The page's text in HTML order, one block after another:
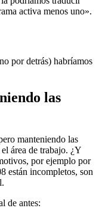
activa menos uno».
por detrás) habríamos
las
manteniendo las
área de trabajo. ¿Y
por ejemplo por
están incompletos, son
de antes: